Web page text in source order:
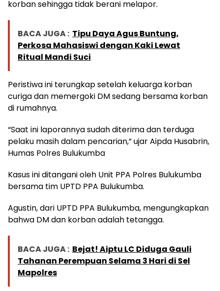
korban sehingga tidak berani melapor.
BACA JUGA : Tipu Daya Agus Buntung,
Perkosa Mahasiswi dengan Kaki Lewat
Ritual Mandi Suci
Peristiwa ini terungkap setelah keluarga korban
curiga dan memergoki DM sedang bersama korban
di rumahnya.
“Saat ini laporannya sudah diterima dan terduga
pelaku masih dalam pencarian,” ujar Aipda Husabrin,
Humas Polres Bulukumba
Kasus ini ditangani oleh Unit PPA Polres Bulukumba
bersama tim UPTD PPA Bulukumba.
Agustin, dari UPTD PPA Bulukumba, mengungkapkan
bahwa DM dan korban adalah tetangga.
BACA JUGA : Bejat! Aiptu LC Diduga Gauli
Tahanan Perempuan Selama 3 Hari di Sel
Mapolres